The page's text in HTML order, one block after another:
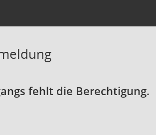
fehlt die Berechtigung.